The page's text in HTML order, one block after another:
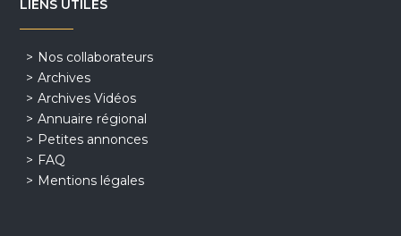
LIENS UTILES
Nos collaborateurs
Archives
Archives Vidéos
Annuaire régional
Petites annonces
FAQ
Mentions légales